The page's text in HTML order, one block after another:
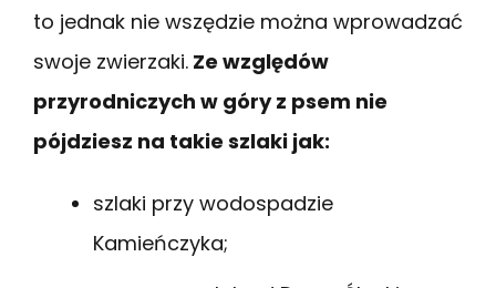
to jednak nie wszędzie można wprowadzać
swoje zwierzaki. Ze względów
przyrodniczych w góry z psem nie
pójdziesz na takie szlaki jak:
szlaki przy wodospadzie
Kamieńczyka;